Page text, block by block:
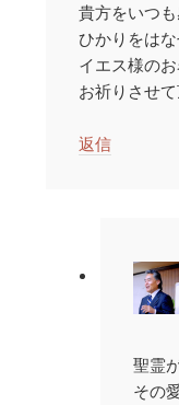
貴方をいつ
ひかりをは
イエス様の
お祈りさせ
返信
聖霊
その